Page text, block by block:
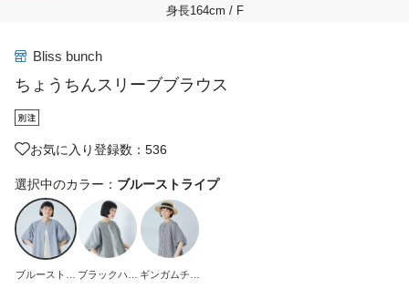
身長164cm / F
Bliss bunch
ちょうちんスリーブブラウス
お気に入り登録数：536
選択中のカラー： ブルーストライプ
ブルーストラ
ブラックハウ
ギンガムチェ